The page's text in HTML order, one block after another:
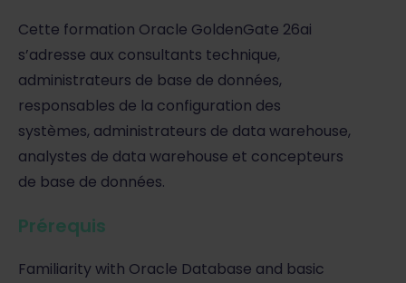
Cette formation Oracle GoldenGate 26ai
s’adresse aux consultants technique,
administrateurs de base de données,
responsables de la configuration des
systèmes, administrateurs de data warehouse,
analystes de data warehouse et concepteurs
de base de données.
Prérequis
Familiarity with Oracle Database and basic